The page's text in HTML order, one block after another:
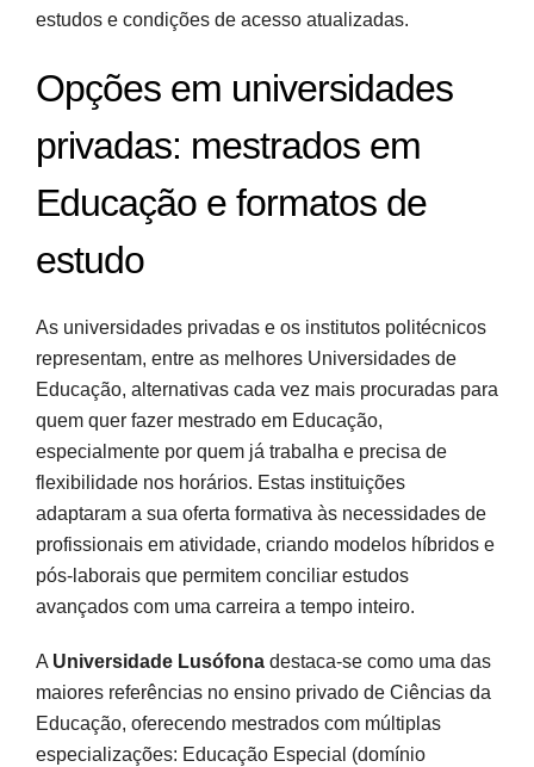
estudos e condições de acesso atualizadas.
Opções em universidades
privadas: mestrados em
Educação e formatos de
estudo
As universidades privadas e os institutos politécnicos
representam, entre as melhores Universidades de
Educação, alternativas cada vez mais procuradas para
quem quer fazer mestrado em Educação,
especialmente por quem já trabalha e precisa de
flexibilidade nos horários. Estas instituições
adaptaram a sua oferta formativa às necessidades de
profissionais em atividade, criando modelos híbridos e
pós-laborais que permitem conciliar estudos
avançados com uma carreira a tempo inteiro.
A Universidade Lusófona destaca-se como uma das
maiores referências no ensino privado de Ciências da
Educação, oferecendo mestrados com múltiplas
especializações: Educação Especial (domínio